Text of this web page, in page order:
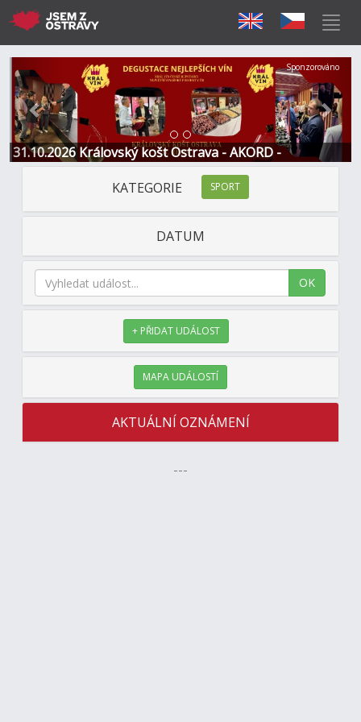
31.10.2026 Královský košt Ostrava - AKORD -
Restaurace a Hotel
Předchozí Další
Sponzorováno
KATEGORIE SPORT
DATUM
OK
+ PŘIDAT UDÁLOST
MAPA UDÁLOSTÍ
AKTUÁLNÍ OZNÁMENÍ
---